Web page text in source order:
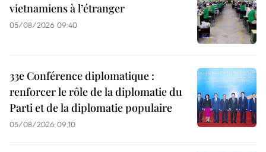
vietnamiens à l’étranger
05/08/2026 09:40
33e Conférence diplomatique :
renforcer le rôle de la diplomatie du
Parti et de la diplomatie populaire
05/08/2026 09:10